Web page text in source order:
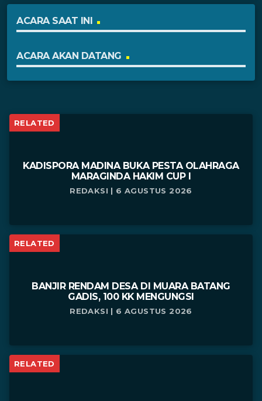
ACARA SAAT INI
ACARA AKAN DATANG
RELATED
KADISPORA MADINA BUKA PESTA OLAHRAGA
MARAGINDA HAKIM CUP I
REDAKSI | 6 AGUSTUS 2026
RELATED
BANJIR RENDAM DESA DI MUARA BATANG
GADIS, 100 KK MENGUNGSI
REDAKSI | 6 AGUSTUS 2026
RELATED